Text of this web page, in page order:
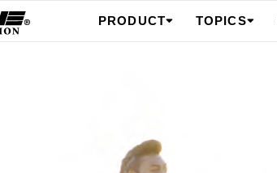
PRODUCT TOPICS